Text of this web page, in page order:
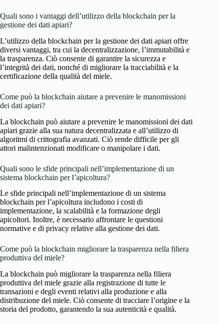
Quali sono i vantaggi dell’utilizzo della blockchain per la
gestione dei dati apiari?
L’utilizzo della blockchain per la gestione dei dati apiari offre
diversi vantaggi, tra cui la decentralizzazione, l’immutabilità e
la trasparenza. Ciò consente di garantire la sicurezza e
l’integrità dei dati, nonché di migliorare la tracciabilità e la
certificazione della qualità del miele.
Come può la blockchain aiutare a prevenire le manomissioni
dei dati apiari?
La blockchain può aiutare a prevenire le manomissioni dei dati
apiari grazie alla sua natura decentralizzata e all’utilizzo di
algoritmi di crittografia avanzati. Ciò rende difficile per gli
attori malintenzionati modificare o manipolare i dati.
Quali sono le sfide principali nell’implementazione di un
sistema blockchain per l’apicoltura?
Le sfide principali nell’implementazione di un sistema
blockchain per l’apicoltura includono i costi di
implementazione, la scalabilità e la formazione degli
apicoltori. Inoltre, è necessario affrontare le questioni
normative e di privacy relative alla gestione dei dati.
Come può la blockchain migliorare la trasparenza nella filiera
produttiva del miele?
La blockchain può migliorare la trasparenza nella filiera
produttiva del miele grazie alla registrazione di tutte le
transazioni e degli eventi relativi alla produzione e alla
distribuzione del miele. Ciò consente di tracciare l’origine e la
storia del prodotto, garantendo la sua autenticità e qualità.